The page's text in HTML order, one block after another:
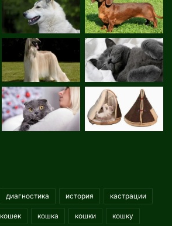
диагностика история кастрации
кошек кошка кошки кошку